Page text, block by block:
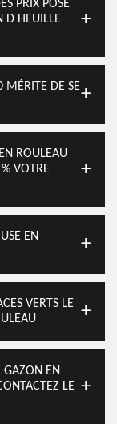
PRIX POSE
D HEUILLE
MÉRITE DE SE
ROULEAU
VOTRE
EN
VERTS LE
GAZON EN
LE